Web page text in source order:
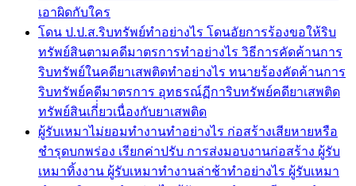
เอาผิดกับใคร
โดน ป.ป.ส.ริบทรัพย์ทำอย่างไร โดนอัยการร้องขอให้ริบ
ทรัพย์สินตามคดีมาตรการทำอย่างไร วิธีการคัดค้านการ
ริบทรัพย์ในคดียาเสพติดทำอย่างไร ทนายร้องคัดค้านการ
ริบทรัพย์คดีมาตรการ อุทธรณ์ฏีการิบทรัพย์คดียาเสพติด
ทรัพย์สินเกี่่ยวเนื่องกับยาเสพติด
ผู้รับเหมาไม่ยอมทำงานทำอย่างไร ก่อสร้างเสียหายหรือ
ชำรุดบกพร่อง เรียกค่าปรับ การส่งมอบงานก่อสร้าง ผู้รับ
เหมาทิ้งงาน ผู้รับเหมาทำงานล่าช้าทำอย่างไร ผู้รับเหมา